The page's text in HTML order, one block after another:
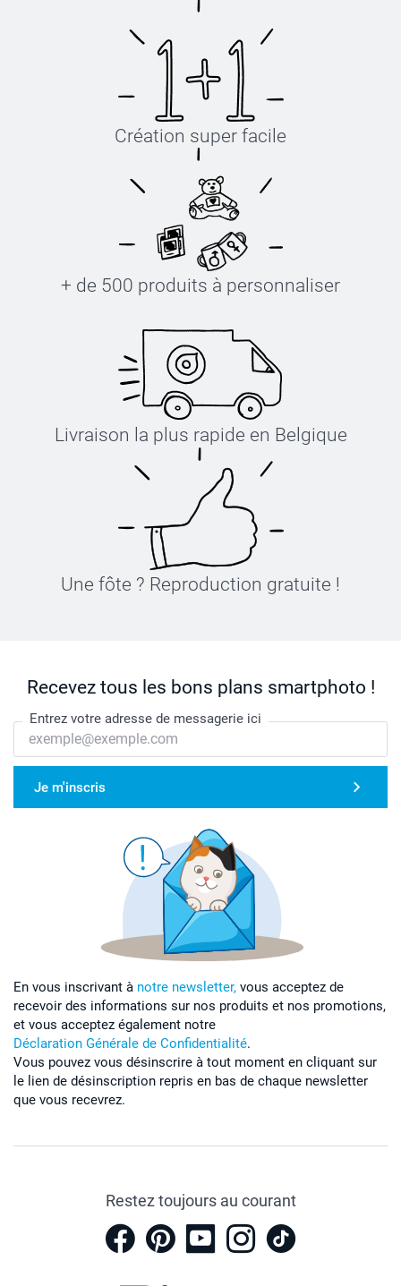
Création super facile
+ de 500 produits à personnaliser
Livraison la plus rapide en Belgique
Une fôte ? Reproduction gratuite !
Recevez tous les bons plans smartphoto !
Entrez votre adresse de messagerie ici
Je m'inscris
En vous inscrivant à notre newsletter, vous acceptez de
recevoir des informations sur nos produits et nos promotions,
et vous acceptez également notre
Déclaration Générale de Confidentialité.
Vous pouvez vous désinscrire à tout moment en cliquant sur
le lien de désinscription repris en bas de chaque newsletter
que vous recevrez.
Restez toujours au courant